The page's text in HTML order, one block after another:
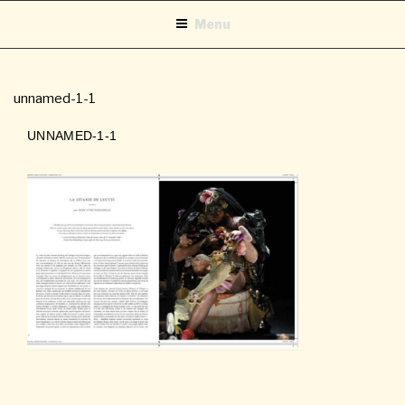
contenu
Menu
unnamed-1-1
UNNAMED-1-1